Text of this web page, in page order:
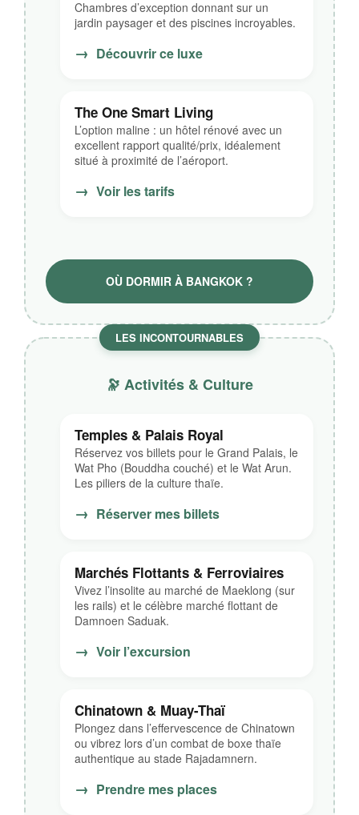
Chambres d’exception donnant sur un
jardin paysager et des piscines incroyables.
→ Découvrir ce luxe
The One Smart Living
L’option maline : un hôtel rénové avec un
excellent rapport qualité/prix, idéalement
situé à proximité de l’aéroport.
→ Voir les tarifs
OÙ DORMIR À BANGKOK ?
LES INCONTOURNABLES
🔭 Activités & Culture
Temples & Palais Royal
Réservez vos billets pour le Grand Palais, le
Wat Pho (Bouddha couché) et le Wat Arun.
Les piliers de la culture thaïe.
→ Réserver mes billets
Marchés Flottants & Ferroviaires
Vivez l’insolite au marché de Maeklong (sur
les rails) et le célèbre marché flottant de
Damnoen Saduak.
→ Voir l’excursion
Chinatown & Muay-Thaï
Plongez dans l’effervescence de Chinatown
ou vibrez lors d’un combat de boxe thaïe
authentique au stade Rajadamnern.
→ Prendre mes places